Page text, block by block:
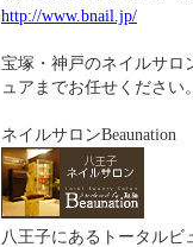
http://www.bnail.jp/
宝塚・神戸のネイルサロ
ュアまでお任せください。
ネイルサロンBeaunation
八王子にあるトータルビ